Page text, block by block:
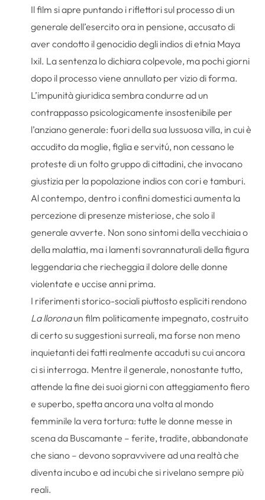
Il film si apre puntando i riflettori sul processo di un
generale dell’esercito ora in pensione, accusato di
aver condotto il genocidio degli indios di etnia Maya
Ixil. La sentenza lo dichiara colpevole, ma pochi giorni
dopo il processo viene annullato per vizio di forma.
L’impunità giuridica sembra condurre ad un
contrappasso psicologicamente insostenibile per
l’anziano generale: fuori della sua lussuosa villa, in cui è
accudito da moglie, figlia e servitú, non cessano le
proteste di un folto gruppo di cittadini, che invocano
giustizia per la popolazione indios con cori e tamburi.
Al contempo, dentro i confini domestici aumenta la
percezione di presenze misteriose, che solo il
generale avverte. Non sono sintomi della vecchiaia o
della malattia, ma i lamenti sovrannaturali della figura
leggendaria che riecheggia il dolore delle donne
violentate e uccise anni prima.
I riferimenti storico-sociali piuttosto espliciti rendono
La lloronaun film politicamente impegnato, costruito
di certo su suggestioni surreali, ma forse non meno
inquietanti dei fatti realmente accaduti su cui ancora
ci si interroga. Mentre il generale, nonostante tutto,
attende la fine dei suoi giorni con atteggiamento fiero
e superbo, spetta ancora una volta al mondo
femminile la vera tortura: tutte le donne messe in
scena da Buscamante – ferite, tradite, abbandonate
che siano – devono sopravvivere ad una realtà che
diventa incubo e ad incubi che si rivelano sempre più
reali.